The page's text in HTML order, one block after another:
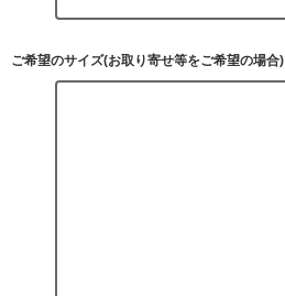
ご希望のサイズ(お取り寄せ等をご希望の場合)